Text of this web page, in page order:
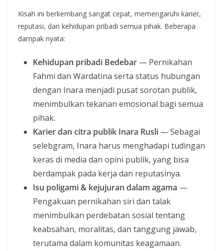
Kisah ini berkembang sangat cepat, memengaruhi karier,
reputasi, dan kehidupan pribadi semua pihak. Beberapa
dampak nyata:
Kehidupan pribadi Bedebar — Pernikahan
Fahmi dan Wardatina serta status hubungan
dengan Inara menjadi pusat sorotan publik,
menimbulkan tekanan emosional bagi semua
pihak.
Karier dan citra publik Inara Rusli — Sebagai
selebgram, Inara harus menghadapi tudingan
keras di media dan opini publik, yang bisa
berdampak pada kerja dan reputasinya.
Isu poligami & kejujuran dalam agama —
Pengakuan pernikahan siri dan talak
menimbulkan perdebatan sosial tentang
keabsahan, moralitas, dan tanggung jawab,
terutama dalam komunitas keagamaan.